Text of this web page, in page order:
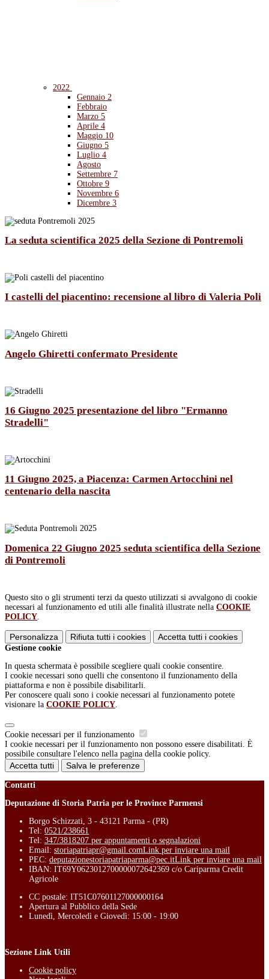
2022
Gennaio 2
Febbraio
Marzo 5
Aprile 4
Maggio 10
Giugno 5
Luglio 4
Agosto
Settembre 7
Ottobre 9
Novembre 6
Dicembre 3
La seduta scientifica 2025 della Sezione di Pontremoli
I castelli del piacentino: recensione al libro di Valeria Poli
Angelo Ghiretti confermato Presidente
16 Giugno 2025 presentazione del libro "Ermanno
Stradelli"
11 Giugno 2025, a Piacenza: Carmen Artocchini nel
centenario della nascita
Domenica 22 Giugno 2025 seduta scientifica della Sezione
di Pontremoli
Questo sito o gli strumenti terzi da questo utilizzati si avvalgono di cookie
necessari al funzionamento ed utili alle finalità illustrate nella COOKIE
POLICY
Personalizza Rifiuta tutti i cookies Accetta tutti i cookies
Gestione cookie
In questa schermata è possibile scegliere quali cookie consentire.
I cookie necessari sono quelli che consentono il funzionamento della
piattaforma e non è possibile disabilitarli.
Per conoscere quali sono i cookie necessari al funzionamento potete
visionare la COOKIE POLICY
Cookie necessari per il funzionamento
I cookie necessari per il funzionamento non possono essere disabilitati. È
possibile consultare l'elenco nella pagina della cookie policy.
Accetta tutti Salva le preferenze
Contatti
Deputazione di Storia Patria per le Province Parmensi
Borgo Schizzati, 3 - 43121 Parma - (PR)
Tel: 0521/238661
Tel: 347/3818207 per appuntamenti o segnalazioni
Email: storiapatriapr@gmail.comLink per inviare una mail
PEC: deputazionestoriapatriaparma@pec.itLink per inviare una mail
IBAN: IT69Y0623012700000072642369 c/o Cariparma Credit
Agricole
CC postale: IT51C07601127000000164
Apertura al Pubblico della Sede
Lunedì, Mercoledì e Giovedì: 15:00 - 19:00
Sezione Link Utili
Cookie policy